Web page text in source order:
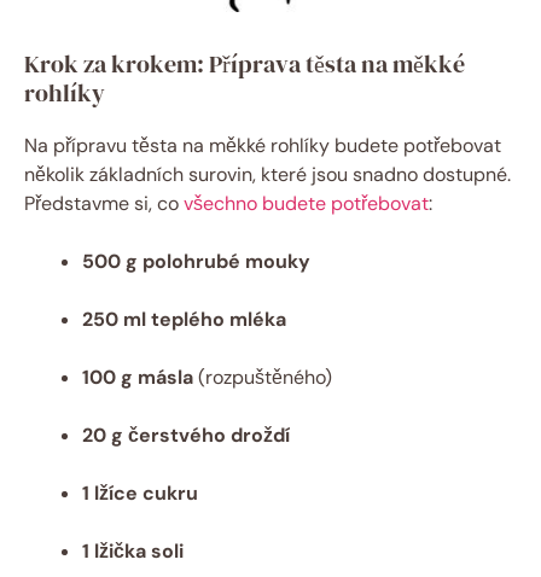
Krok za krokem: Příprava těsta na měkké
rohlíky
Na přípravu těsta na měkké rohlíky budete potřebovat
několik základních surovin, které jsou snadno dostupné.
Představme si, covšechno budete potřebovat:
500 g polohrubé mouky
250 ml teplého mléka
100 g másla(rozpuštěného)
20 g čerstvého droždí
1 lžíce cukru
1 lžička soli